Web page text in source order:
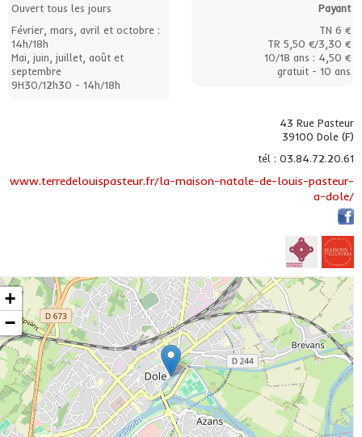
Ouvert tous les jours
Février, mars, avril et octobre :
14h/18h
Mai, juin, juillet, août et
septembre
9H30/12h30 - 14h/18h
Payant
TN 6 €
TR 5,50 €/3,30 €
10/18 ans : 4,50 €
gratuit - 10 ans
43 Rue Pasteur
39100 Dole (F)
tél : 03.84.72.20.61
www.terredelouispasteur.fr/la-maison-natale-de-louis-pasteur-
a-dole/
+
−